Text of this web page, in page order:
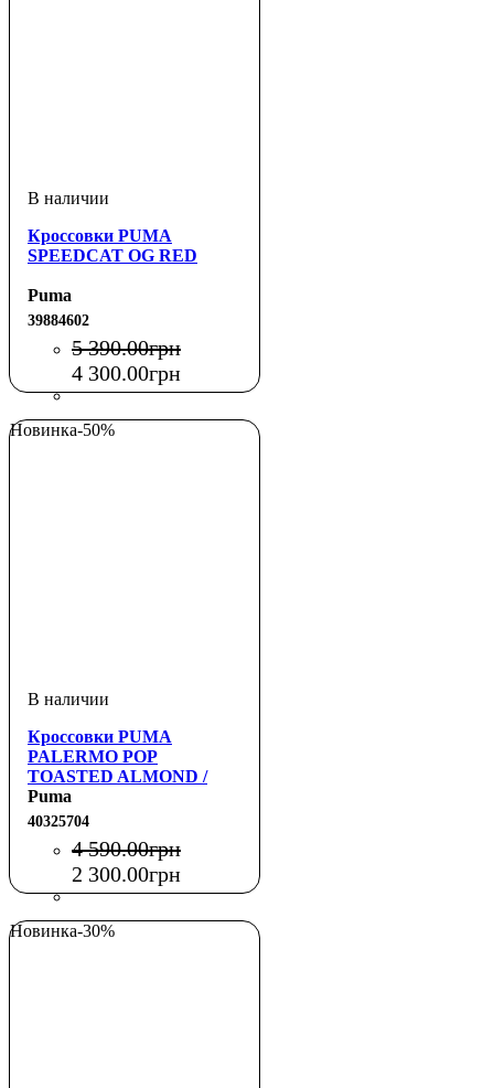
Кроссовки PUMA
SPEEDCAT OG RED
Puma
39884602
5 390.00грн
4 300.00грн
Новинка-50%
Кроссовки PUMA
PALERMO POP
TOASTED ALMOND /
FLAT BRONZE
Puma
40325704
4 590.00грн
2 300.00грн
Новинка-30%